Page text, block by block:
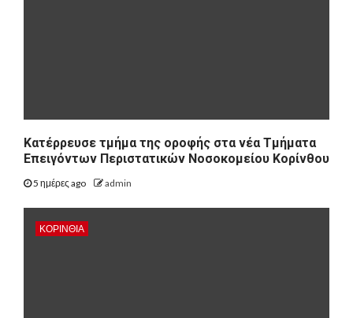
Kατέρρευσε τμήμα της οροφής στα νέα Τμήματα
Επειγόντων Περιστατικών Νοσοκομείου Κορίνθου
5 ημέρες ago admin
ΚΟΡΙΝΘΊΑ